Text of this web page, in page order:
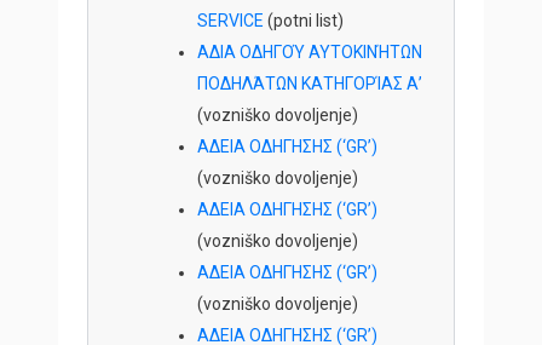
SERVICE (potni list)
AΔΙΑ ΟΔΗΓΟΎ ΑΥΤΟΚΙΝΉΤΩΝ
ΠΟΔΗΛΆΤΩΝ ΚΑΤΗΓΟΡΊΑΣ Α’
(vozniško dovoljenje)
AΔΕΙΑ ΟΔΗΓΗΣΗΣ (‘GR’)
(vozniško dovoljenje)
AΔΕΙΑ ΟΔΗΓΗΣΗΣ (‘GR’)
(vozniško dovoljenje)
AΔΕΙΑ ΟΔΗΓΗΣΗΣ (‘GR’)
(vozniško dovoljenje)
AΔΕΙΑ ΟΔΗΓΗΣΗΣ (‘GR’)